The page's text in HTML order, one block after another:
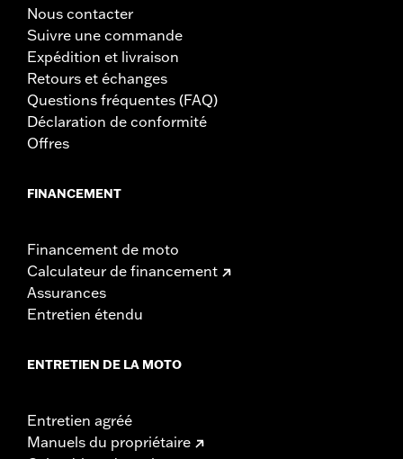
Nous contacter
Suivre une commande
Expédition et livraison
Retours et échanges
Questions fréquentes (FAQ)
Déclaration de conformité
Offres
FINANCEMENT
Financement de moto
Calculateur de financement
Assurances
Entretien étendu
ENTRETIEN DE LA MOTO
Entretien agréé
Manuels du propriétaire